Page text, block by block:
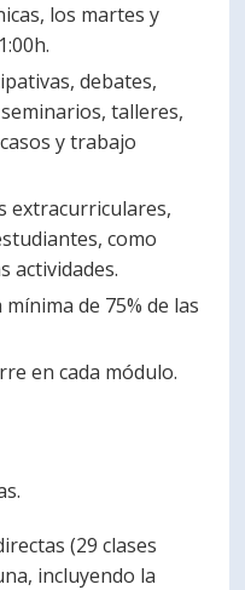
los martes y
debates,
talleres,
y trabajo
extracurriculares,
como
actividades.
de 75% de las
en cada módulo.
(29 clases
incluyendo la